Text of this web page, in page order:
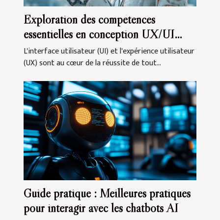
Exploration des compétences
essentielles en conception UX/UI
pour la certification
L'interface utilisateur (UI) et l'expérience utilisateur
(UX) sont au cœur de la réussite de tout...
Guide pratique : Meilleures pratiques
pour interagir avec les chatbots AI